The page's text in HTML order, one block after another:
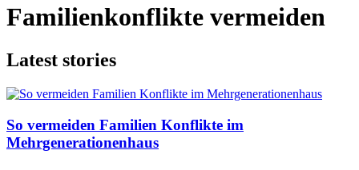
Familienkonflikte vermeiden
Latest stories
So vermeiden Familien Konflikte im
Mehrgenerationenhaus